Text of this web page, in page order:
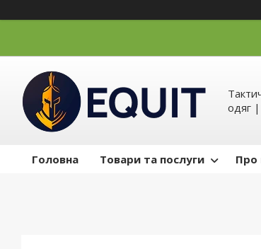
одяг |
Головна Товари та послуги Про